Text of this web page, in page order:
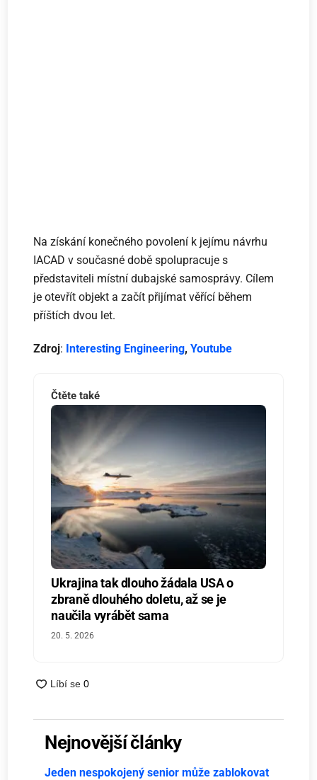
Na získání konečného povolení k jejímu návrhu
IACAD v současné době spolupracuje s
představiteli místní dubajské samosprávy. Cílem
je otevřít objekt a začít přijímat věřící během
příštích dvou let.
Zdroj: Interesting Engineering,Youtube
Čtěte také
Ukrajina tak dlouho žádala USA o
zbraně dlouhého doletu, až se je
naučila vyrábět sama
20. 5. 2026
Nejnovější články
Jeden nespokojený senior může zablokovat